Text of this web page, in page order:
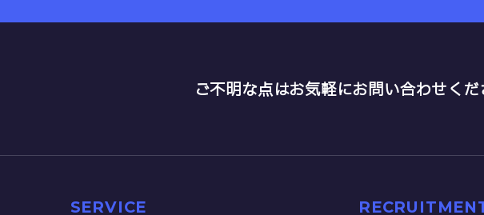
ご不明な点はお気軽にお問い合わせくだ
SERVICE